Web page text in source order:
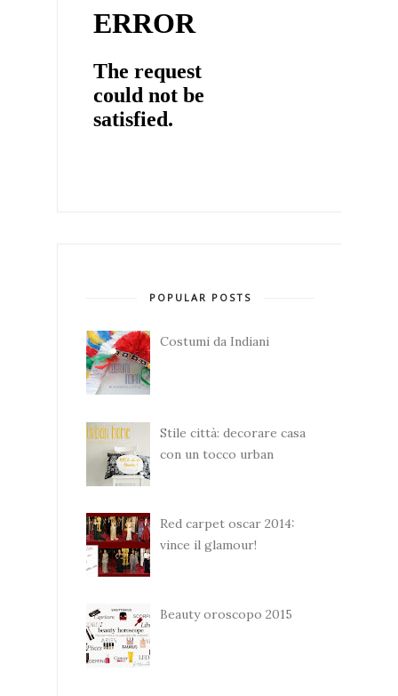
POPULAR POSTS
Costumi da Indiani
Stile città: decorare casa
con un tocco urban
Red carpet oscar 2014:
vince il glamour!
Beauty oroscopo 2015